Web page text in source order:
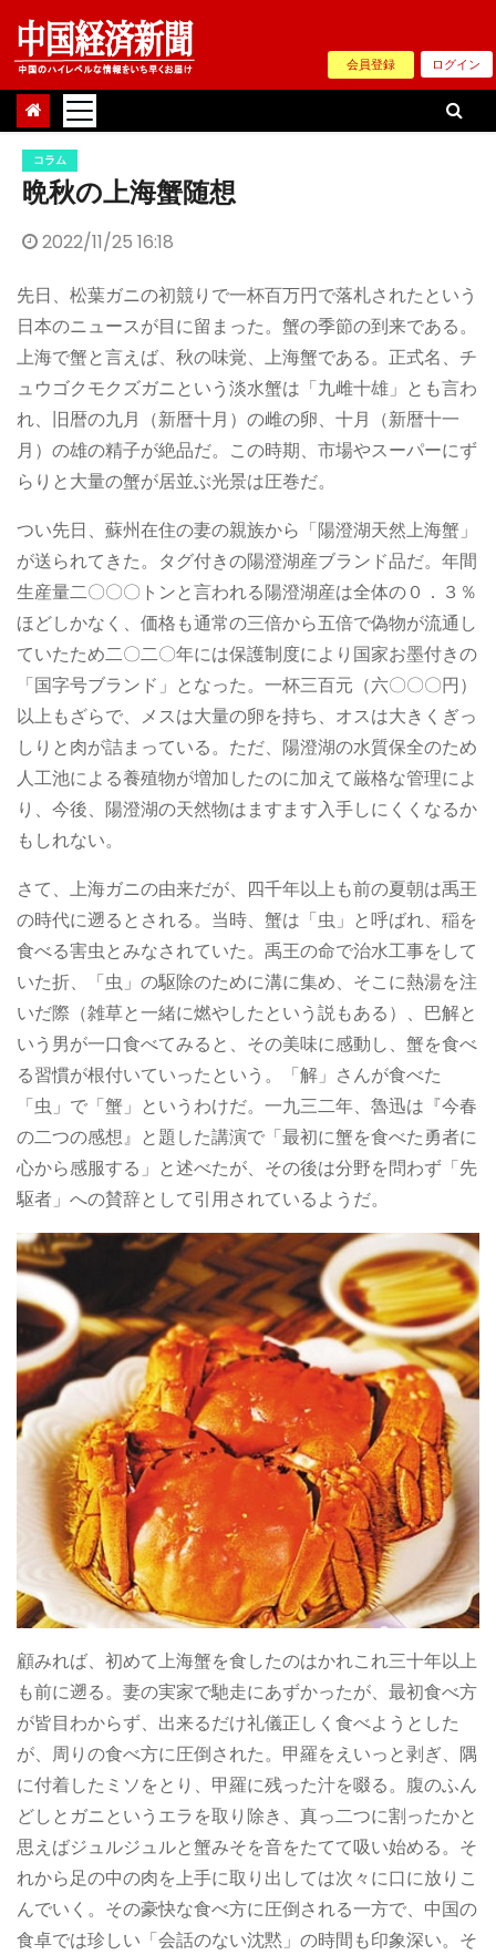
Skip
content
会員登録 ログイン
コラム
晩秋の上海蟹随想
2022/11/25 16:18
先日、松葉ガニの初競りで一杯百万円で落札されたという
日本のニュースが目に留まった。蟹の季節の到来である。
上海で蟹と言えば、秋の味覚、上海蟹である。正式名、チ
ュウゴクモクズガニという淡水蟹は「九雌十雄」とも言わ
れ、旧暦の九月（新暦十月）の雌の卵、十月（新暦十一
月）の雄の精子が絶品だ。この時期、市場やスーパーにず
らりと大量の蟹が居並ぶ光景は圧巻だ。
つい先日、蘇州在住の妻の親族から「陽澄湖天然上海蟹」
が送られてきた。タグ付きの陽澄湖産ブランド品だ。年間
生産量二〇〇〇トンと言われる陽澄湖産は全体の０．３％
ほどしかなく、価格も通常の三倍から五倍で偽物が流通し
ていたため二〇二〇年には保護制度により国家お墨付きの
「国字号ブランド」となった。一杯三百元（六〇〇〇円）
以上もざらで、メスは大量の卵を持ち、オスは大きくぎっ
しりと肉が詰まっている。ただ、陽澄湖の水質保全のため
人工池による養殖物が増加したのに加えて厳格な管理によ
り、今後、陽澄湖の天然物はますます入手しにくくなるか
もしれない。
さて、上海ガニの由来だが、四千年以上も前の夏朝は禹王
の時代に遡るとされる。当時、蟹は「虫」と呼ばれ、稲を
食べる害虫とみなされていた。禹王の命で治水工事をして
いた折、「虫」の駆除のために溝に集め、そこに熱湯を注
いだ際（雑草と一緒に燃やしたという説もある）、巴解と
いう男が一口食べてみると、その美味に感動し、蟹を食べ
る習慣が根付いていったという。「解」さんが食べた
「虫」で「蟹」というわけだ。一九三二年、魯迅は『今春
の二つの感想』と題した講演で「最初に蟹を食べた勇者に
心から感服する」と述べたが、その後は分野を問わず「先
駆者」への賛辞として引用されているようだ。
顧みれば、初めて上海蟹を食したのはかれこれ三十年以上
も前に遡る。妻の実家で馳走にあずかったが、最初食べ方
が皆目わからず、出来るだけ礼儀正しく食べようとした
が、周りの食べ方に圧倒された。甲羅をえいっと剥ぎ、隅
に付着したミソをとり、甲羅に残った汁を啜る。腹のふん
どしとガニというエラを取り除き、真っ二つに割ったかと
思えばジュルジュルと蟹みそを音をたてて吸い始める。そ
れから足の中の肉を上手に取り出しては次々に口に放りこ
んでいく。その豪快な食べ方に圧倒される一方で、中国の
食卓では珍しい「会話のない沈黙」の時間も印象深い。そ